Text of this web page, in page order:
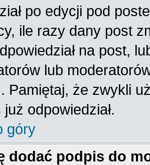
po edycji pod
ile razy dany post
na post,
lub
Pamiętaj, że zwykli
odpowiedział.
góry
dodać podpis do